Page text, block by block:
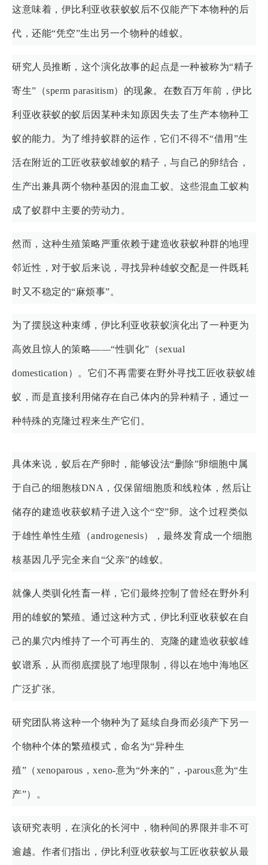
这意味着，伊比利亚收获蚁蚁后不仅能产下本物种的后
代，还能“凭空”生出另一个物种的雄蚁。
研究人员推断，这个演化故事的起点是一种被称为“精子
寄生”（sperm parasitism）的现象。在数百万年前，伊比
利亚收获蚁的蚁后因某种未知原因失去了生产本物种工
蚁的能力。为了维持蚁群的运作，它们不得不“借用”生
活在附近的工匠收获蚁雄蚁的精子，与自己的卵结合，
生产出兼具两个物种基因的混血工蚁。这些混血工蚁构
成了蚁群中主要的劳动力。
然而，这种生殖策略严重依赖于建造收获蚁种群的地理
邻近性，对于蚁后来说，寻找异种雄蚁交配是一件既耗
时又不稳定的“麻烦事”。
为了摆脱这种束缚，伊比利亚收获蚁演化出了一种更为
高效且惊人的策略——“性驯化”（sexual
domestication）。它们不再需要在野外寻找工匠收获蚁雄
蚁，而是直接利用储存在自己体内的异种精子，通过一
种特殊的克隆过程来生产它们。
具体来说，蚁后在产卵时，能够设法“删除”卵细胞中属
于自己的细胞核DNA，仅保留细胞质和线粒体，然后让
储存的建造收获蚁精子进入这个“空”卵。这个过程类似
于雄性单性生殖（androgenesis），最终发育成一个细胞
核基因几乎完全来自“父亲”的雄蚁。
就像人类驯化牲畜一样，它们最终控制了曾经在野外利
用的雄蚁的繁殖。通过这种方式，伊比利亚收获蚁在自
己的巢穴内维持了一个可再生的、克隆的建造收获蚁雄
蚁谱系，从而彻底摆脱了地理限制，得以在地中海地区
广泛扩张。
研究团队将这种一个物种为了延续自身而必须产下另一
个物种个体的繁殖模式，命名为“异种生
殖”（xenoparous，xeno-意为“外来的”，-parous意为“生
产”）。
该研究表明，在演化的长河中，物种间的界限并非不可
逾越。作者们指出，伊比利亚收获蚁与工匠收获蚁从最